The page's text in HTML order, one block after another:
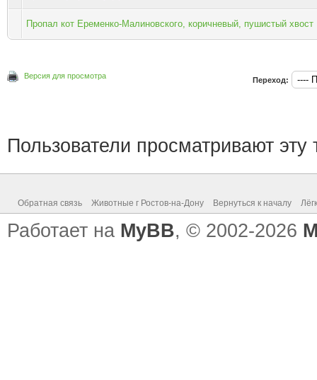
Пропал кот Еременко-Малиновского, коричневый, пушистый хвост
Версия для просмотра Переход:
Пользователи просматривают эту
Обратная связь Животные г Ростов-на-Дону Вернуться к началу
Работает на MyBB, © 2002-2026